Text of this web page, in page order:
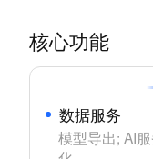
核心功能
数据服务
模型导出; AI